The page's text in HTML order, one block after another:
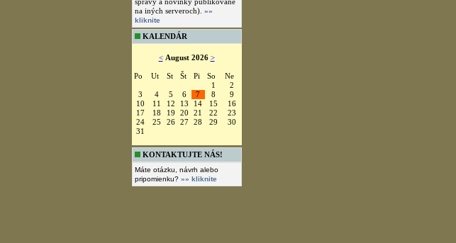
na iných serveroch). »»
kliknite
KALENDÁR
< August 2026 >
Po Ut St Št Pi So
Ne
1
2
3
4 5 6 7 8
9
10
11 12 13 14 15
16
17
18 19 20 21 22
23
24
25 26 27 28 29
30
31
KONTAKTUJTE NÁS!
Máte otázku, návrh alebo
pripomienku? »» kliknite